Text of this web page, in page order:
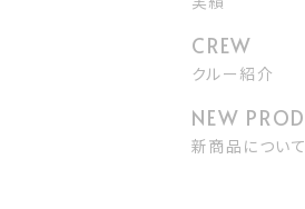
クルー紹介
新商品について